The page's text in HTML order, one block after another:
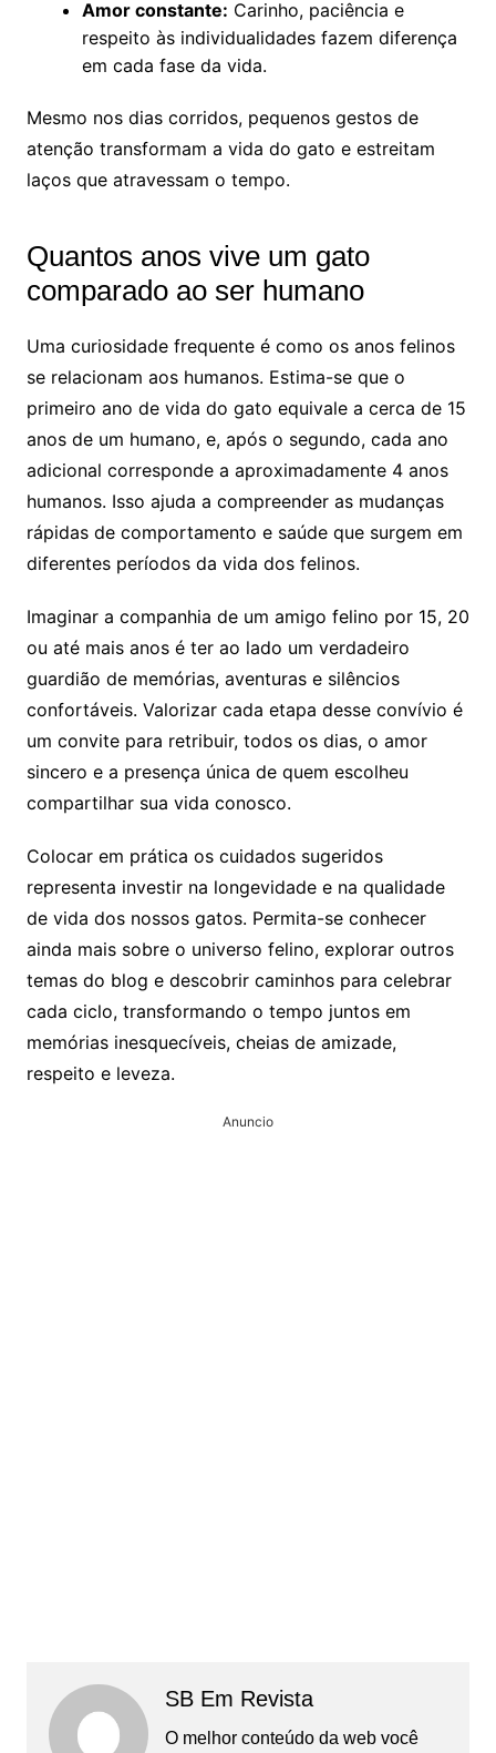
Amor constante: Carinho, paciência e
respeito às individualidades fazem diferença
em cada fase da vida.
Mesmo nos dias corridos, pequenos gestos de
atenção transformam a vida do gato e estreitam
laços que atravessam o tempo.
Quantos anos vive um gato
comparado ao ser humano
Uma curiosidade frequente é como os anos felinos
se relacionam aos humanos. Estima-se que o
primeiro ano de vida do gato equivale a cerca de 15
anos de um humano, e, após o segundo, cada ano
adicional corresponde a aproximadamente 4 anos
humanos. Isso ajuda a compreender as mudanças
rápidas de comportamento e saúde que surgem em
diferentes períodos da vida dos felinos.
Imaginar a companhia de um amigo felino por 15, 20
ou até mais anos é ter ao lado um verdadeiro
guardião de memórias, aventuras e silêncios
confortáveis. Valorizar cada etapa desse convívio é
um convite para retribuir, todos os dias, o amor
sincero e a presença única de quem escolheu
compartilhar sua vida conosco.
Colocar em prática os cuidados sugeridos
representa investir na longevidade e na qualidade
de vida dos nossos gatos. Permita-se conhecer
ainda mais sobre o universo felino, explorar outros
temas do blog e descobrir caminhos para celebrar
cada ciclo, transformando o tempo juntos em
memórias inesquecíveis, cheias de amizade,
respeito e leveza.
Anuncio
SB Em Revista
O melhor conteúdo da web você